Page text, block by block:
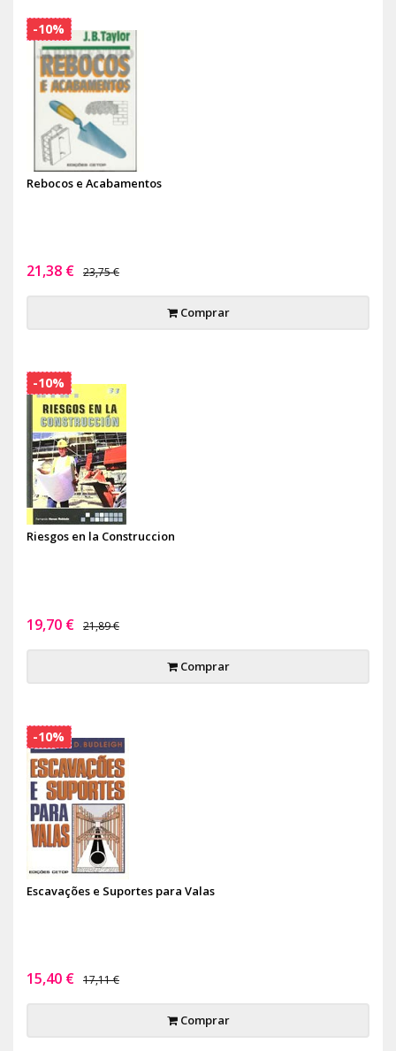
Rebocos e Acabamentos
21,38 € 23,75 €
Comprar
-10%
Riesgos en la Construccion
19,70 € 21,89 €
Comprar
-10%
Escavações e Suportes para Valas
15,40 € 17,11 €
Comprar
-10%